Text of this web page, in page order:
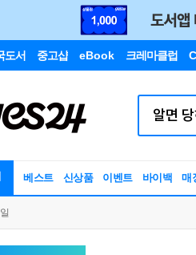
도서 중고샵 eBook 크레마클럽
베스트 신상품 이벤트 바이백 매